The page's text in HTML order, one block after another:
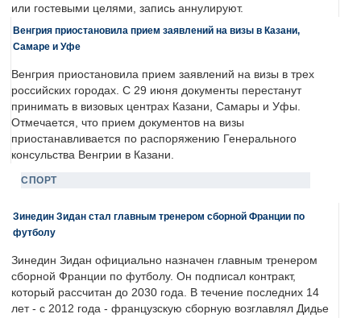
или гостевыми целями, запись аннулируют.
Венгрия приостановила прием заявлений на визы в Казани,
Самаре и Уфе
Венгрия приостановила прием заявлений на визы в трех
российских городах. С 29 июня документы перестанут
принимать в визовых центрах Казани, Самары и Уфы.
Отмечается, что прием документов на визы
приостанавливается по распоряжению Генерального
консульства Венгрии в Казани.
СПОРТ
Зинедин Зидан стал главным тренером сборной Франции по
футболу
Зинедин Зидан официально назначен главным тренером
сборной Франции по футболу. Он подписал контракт,
который рассчитан до 2030 года. В течение последних 14
лет - с 2012 года - французскую сборную возглавлял Дидье